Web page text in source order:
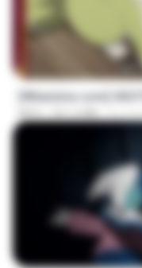
[Witanime.com]
MP4 321.5 MB il y a